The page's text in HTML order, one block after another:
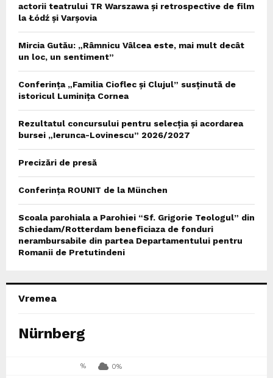
actorii teatrului TR Warszawa și retrospective de film
la Łódź și Varșovia
Mircia Gutău: „Râmnicu Vâlcea este, mai mult decât
un loc, un sentiment”
Conferința „Familia Cioflec și Clujul” susținută de
istoricul Luminița Cornea
Rezultatul concursului pentru selecția și acordarea
bursei „Ierunca-Lovinescu” 2026/2027
Precizări de presă
Conferința ROUNIT de la München
Scoala parohiala a Parohiei “Sf. Grigorie Teologul” din
Schiedam/Rotterdam beneficiaza de fonduri
nerambursabile din partea Departamentului pentru
Romanii de Pretutindeni
Vremea
Nürnberg
% 0%